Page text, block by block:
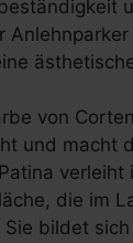
von
und macht
verleiht
die im
bildet